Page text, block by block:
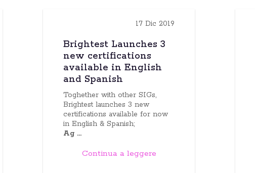
17 Dic 2019
Brightest Launches 3
new certifications
available in English
and Spanish
Toghether with other SIGs,
Brightest launches 3 new
certifications available for now
in English & Spanish;
Ag ...
Continua a leggere